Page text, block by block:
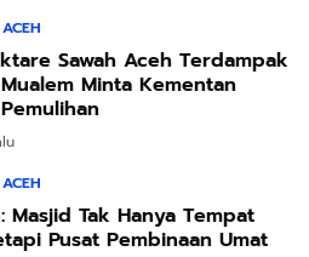
Sawah Aceh Terdampak
Minta Kementan
Masjid Tak Hanya Tempat
Pusat Pembinaan Umat